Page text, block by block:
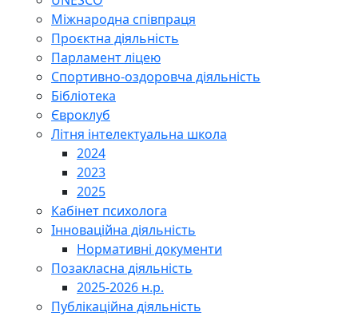
Міжнародна співпраця
Проєктна діяльність
Парламент ліцею
Спортивно-оздоровча діяльність
Бібліотека
Євроклуб
Літня інтелектуальна школа
2024
2023
2025
Кабінет психолога
Інноваційна діяльність
Нормативні документи
Позакласна діяльність
2025-2026 н.р.
Публікаційна діяльність